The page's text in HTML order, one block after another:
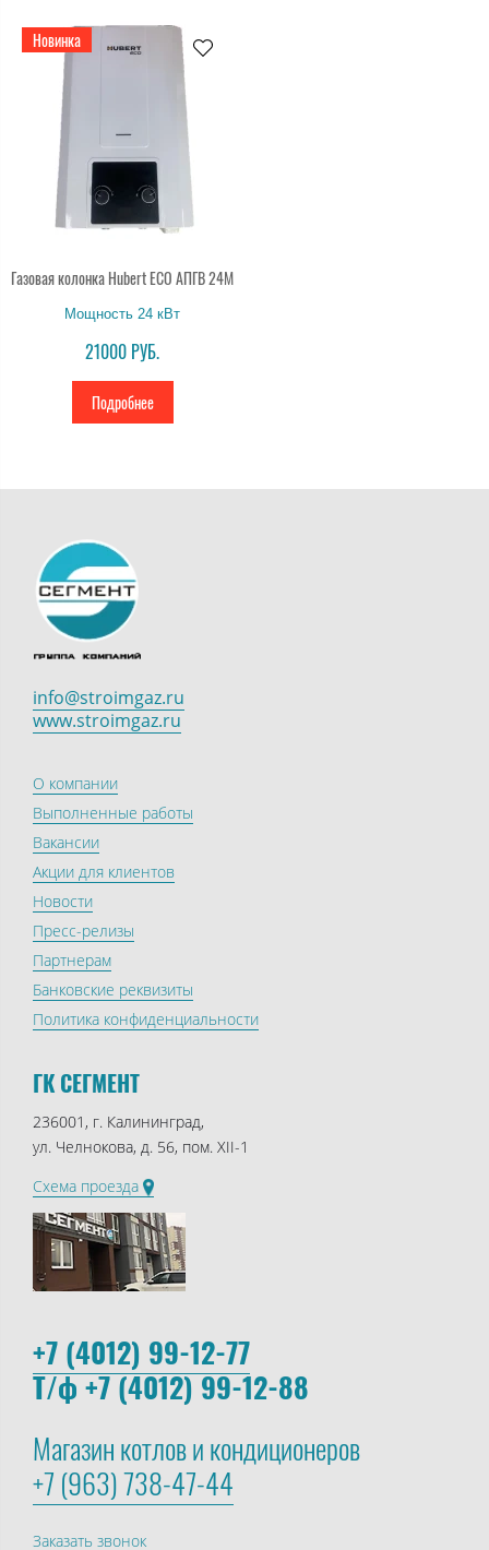
Новинка
Газовая колонка Hubert ECO АПГВ 24M
Мощность 24 кВт
21000 РУБ.
Подробнее
info@stroimgaz.ru
www.stroimgaz.ru
О компании
Выполненные работы
Вакансии
Акции для клиентов
Новости
Пресс-релизы
Партнерам
Банковские реквизиты
Политика конфиденциальности
ГК СЕГМЕНТ
236001, г. Калининград,
ул. Челнокова, д. 56, пом. XII-1
Схема проезда
+7 (4012) 99-12-77
Т/ф +7 (4012) 99-12-88
Магазин котлов и кондиционеров
+7 (963) 738-47-44
Заказать звонок